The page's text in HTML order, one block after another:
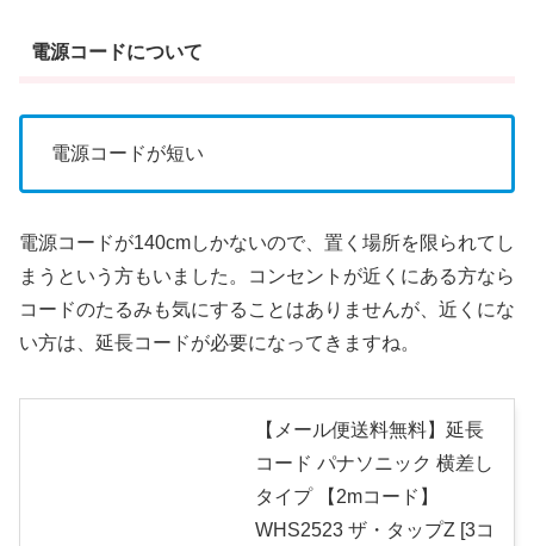
電源コードについて
電源コードが短い
電源コードが140cmしかないので、置く場所を限られてし
まうという方もいました。コンセントが近くにある方なら
コードのたるみも気にすることはありませんが、近くにな
い方は、延長コードが必要になってきますね。
【メール便送料無料】延長
コード パナソニック 横差し
タイプ 【2mコード】
WHS2523 ザ・タップZ [3コ